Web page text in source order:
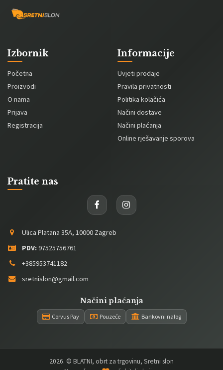
Izbornik
Početna
Proizvodi
O nama
Prijava
Registracija
Informacije
Uvjeti prodaje
Pravila privatnosti
Politika kolačića
Načini dostave
Načini plaćanja
Online rješavanje sporova
Pratite nas
Ulica Platana 35A, 10000 Zagreb
PDV: 97525756761
+385953741182
sretnislon@gmail.com
Načini plaćanja
Corvus Pay Pouzeće Bankovni nalog
2026. © BLATNI, obrt za trgovinu, Sretni slon